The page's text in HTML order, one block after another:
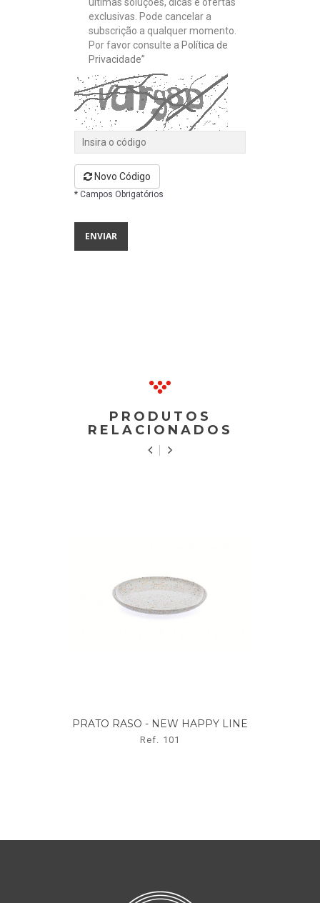
exclusivas. Pode cancelar a
subscrição a qualquer momento.
Por favor consulte a Política de
Privacidade”
Novo Código
* Campos Obrigatórios
PRODUTOS
RELACIONADOS
PRATO RASO - NEW HAPPY LINE
Ref. 101